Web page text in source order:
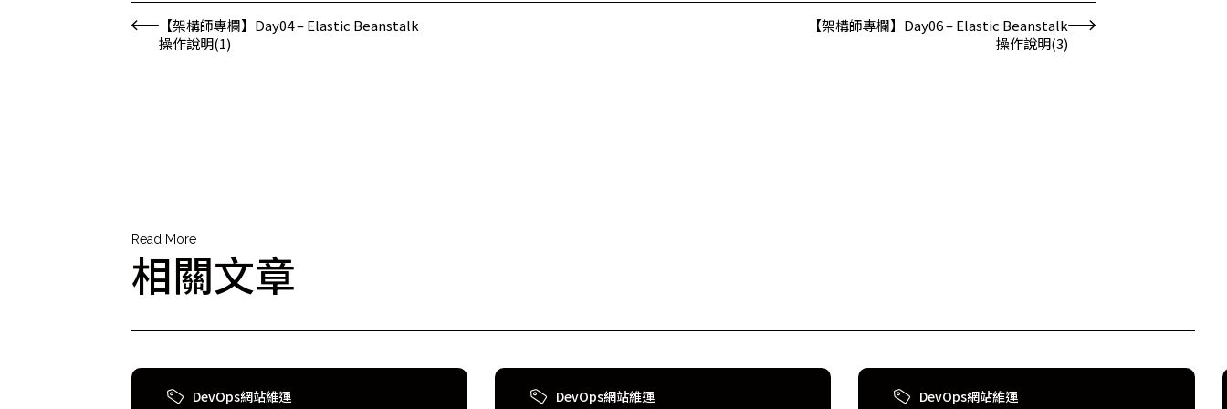
【架構師專欄】Day04 – Elastic Beanstalk
操作說明(1)
【架構師專欄】Day06 – Elastic Beanstalk
操作說明(3)
Read More
相關文章
DevOps網站維運 DevOps網站維運 DevOps網站維運